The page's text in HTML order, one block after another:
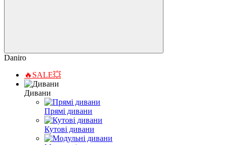
Daniro
🔥SALE💥
Дивани
Прямі дивани
Кутові дивани